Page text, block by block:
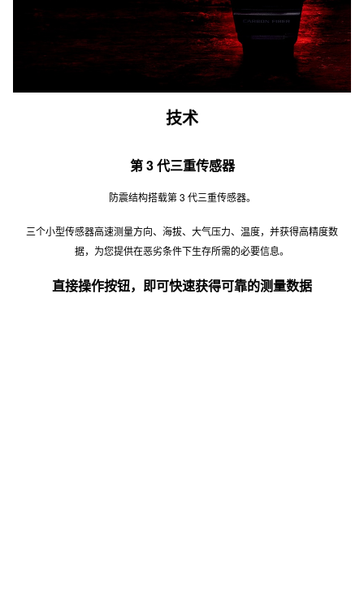
技术
第 3 代三重传感器
防震结构搭载第 3 代三重传感器。
三个小型传感器高速测量方向、海拔、大气压力、温度，并获得高精度数
据，为您提供在恶劣条件下生存所需的必要信息。
直接操作按钮，即可快速获得可靠的测量数据